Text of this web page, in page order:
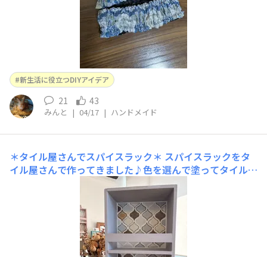
新生活に役立つDIYアイデア
21 43
みんと | 04/17 | ハンドメイド
＊タイル屋さんでスパイスラック＊ スパイスラックをタ
イル屋さんで作ってきました♪色を選んで塗ってタイルは
大好きなコラベルタイル💟ラックの色はパロマタイル屋さ
んのws参加するのほぼ1年ぶり💭去年作ったラック⬆️⬆️⬆️
色もタイルの系統もほぼ一緒🥰なのですが、グレー🩶のコ
ラベルタイルの在庫ないということでホワイトとベージュ